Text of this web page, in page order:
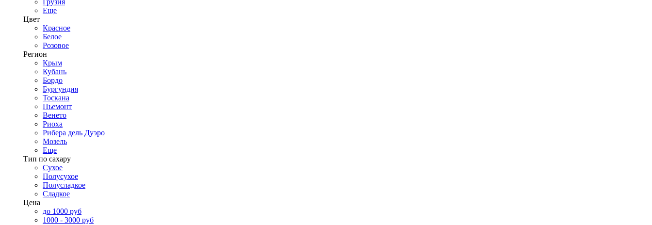
Грузия
Еще
Цвет
Красное
Белое
Розовое
Регион
Крым
Кубань
Бордо
Бургундия
Тоскана
Пьемонт
Венето
Риоха
Рибера дель Дуэро
Мозель
Еще
Тип по сахару
Сухое
Полусухое
Полусладкое
Сладкое
Цена
до 1000 руб
1000 - 3000 руб